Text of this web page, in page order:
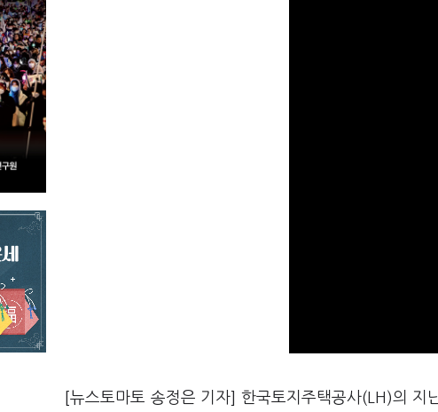
[뉴스토마토 송정은 기자] 한국토지주택공사(LH)의